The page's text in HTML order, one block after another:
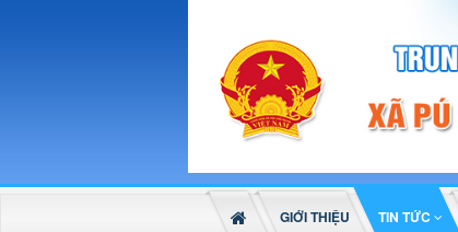
GIỚI THIỆU TIN TỨC